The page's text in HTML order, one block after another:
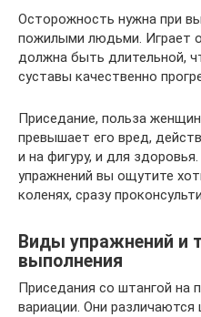
Осторожность нужна при
пожилыми людьми. Играет
должна быть длительной,
суставы качественно
Приседание, польза
превышает его вред,
и на фигуру, и для
упражнений вы ощутите
коленях, сразу
Виды упражнений и
выполнения
Приседания со штангой на
вариации. Они различаются